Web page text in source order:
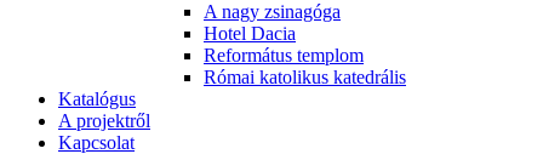
A nagy zsinagóga
Hotel Dacia
Református templom
Római katolikus katedrális
Katalógus
A projektről
Kapcsolat